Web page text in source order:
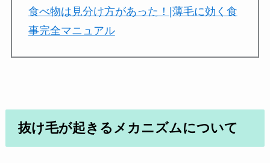
食べ物は見分け方があった！|薄毛に効く食
事完全マニュアル
抜け毛が起きるメカニズムについて